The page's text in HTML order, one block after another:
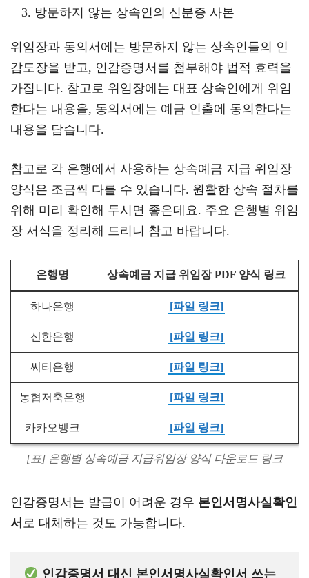
방문하지 않는 상속인의 신분증 사본
위임장과 동의서에는 방문하지 않는 상속인들의 인
감도장을 받고, 인감증명서를 첨부해야 법적 효력을
가집니다. 참고로 위임장에는 대표 상속인에게 위임
한다는 내용을, 동의서에는 예금 인출에 동의한다는
내용을 담습니다.
참고로 각 은행에서 사용하는 상속예금 지급 위임장
양식은 조금씩 다를 수 있습니다. 원활한 상속 절차를
위해 미리 확인해 두시면 좋은데요. 주요 은행별 위임
장 서식을 정리해 드리니 참고 바랍니다.
은행명 상속예금 지급 위임장 PDF 양식 링크
하나은행 [파일 링크]
신한은행 [파일 링크]
씨티은행 [파일 링크]
농협저축은행 [파일 링크]
카카오뱅크 [파일 링크]
[표] 은행별 상속예금 지급위임장 양식 다운로드 링크
인감증명서는 발급이 어려운 경우 본인서명사실확인
서 로 대체하는 것도 가능합니다.
인감증명서 대신 본인서명사실확인서 쓰는